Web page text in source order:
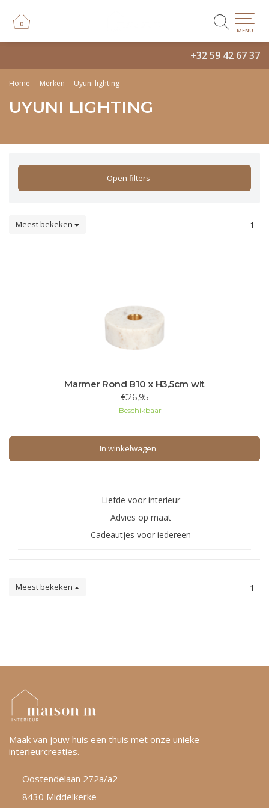
+32 59 42 67 37
0
0
MENU
Home Merken Uyuni lighting
UYUNI LIGHTING
Open filters
Meest bekeken 1
Marmer Rond B10 x H3,5cm wit
€26,95
Beschikbaar
In winkelwagen
In winkelwagen
Liefde voor interieur
Advies op maat
Cadeautjes voor iedereen
Meest bekeken 1
Maak van jouw huis een thuis met onze unieke
interieurcreaties.
Oostendelaan 272a/a2
8430 Middelkerke